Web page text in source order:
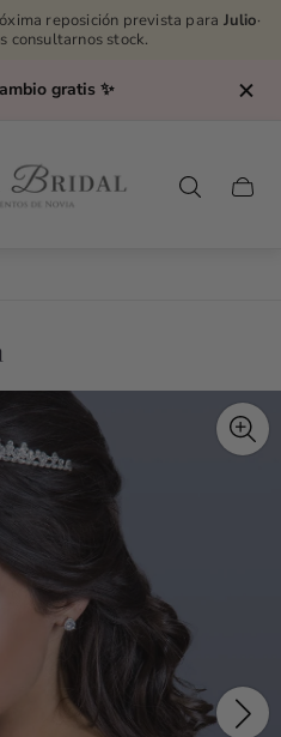
reposición prevista para Julio·
consultarnos stock.
gratis ✨
Store
logo"
Cart